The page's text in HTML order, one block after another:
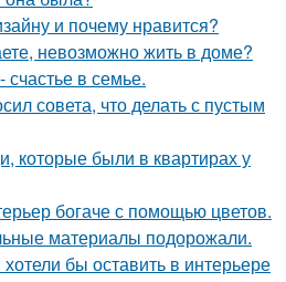
и почему нравится?
невозможно жить в доме?
в семье.
совета, что делать с пустым
которые были в квартирах у
богаче с помощью цветов.
материалы подорожали.
бы оставить в интерьере